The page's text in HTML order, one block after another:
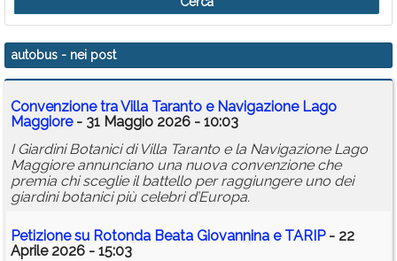
Info Utili
Rubriche
Calendario
Annunci
autobus - nei post
Convenzione tra Villa Taranto e Navigazione Lago
Maggiore- 31 Maggio 2026 - 10:03
I Giardini Botanici di Villa Taranto e la Navigazione Lago
Maggiore annunciano una nuova convenzione che
premia chi sceglie il battello per raggiungere uno dei
giardini botanici più celebri d’Europa.
Petizione su Rotonda Beata Giovannina e TARIP- 22
Aprile 2026 - 15:03